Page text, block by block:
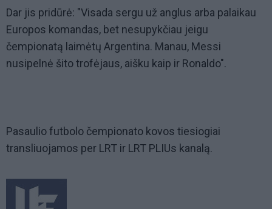
Dar jis pridūrė: "Visada sergu už anglus arba palaikau
Europos komandas, bet nesupykčiau jeigu
čempionatą laimėtų Argentina. Manau, Messi
nusipelnė šito trofėjaus, aišku kaip ir Ronaldo".
Pasaulio futbolo čempionato kovos tiesiogiai
transliuojamos per LRT ir LRT PLIUs kanalą.